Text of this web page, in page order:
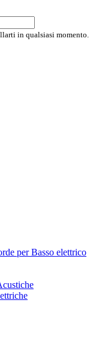
in qualsiasi momento.
per Basso elettrico